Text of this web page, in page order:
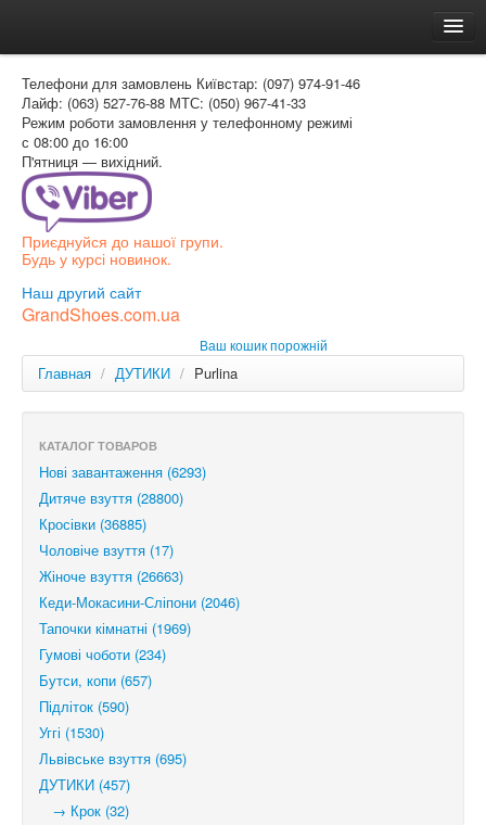
Доставка и оплата
Как заказать
Контакти
Таблиця розмірів
Вхід для покупця
РОС
Телефони для замовлень Київстар: (097) 974-91-46
Лайф: (063) 527-76-88 МТС: (050) 967-41-33
Режим роботи замовлення у телефонному режимі
с 08:00 до 16:00
П'ятниця — вихідний.
Приєднуйся до нашої групи.
Будь у курсі новинок.
Наш другий сайт
GrandShoes.com.ua
Ваш кошик порожній
Главная / ДУТИКИ / Purlina
КАТАЛОГ ТОВАРОВ
Нові завантаження (6293)
Дитяче взуття (28800)
Кросівки (36885)
Чоловіче взуття (17)
Жіноче взуття (26663)
Кеди-Мокасини-Сліпони (2046)
Тапочки кімнатні (1969)
Гумові чоботи (234)
Бутси, копи (657)
Підліток (590)
Уггі (1530)
Львівське взуття (695)
ДУТИКИ (457)
→ Крок (32)